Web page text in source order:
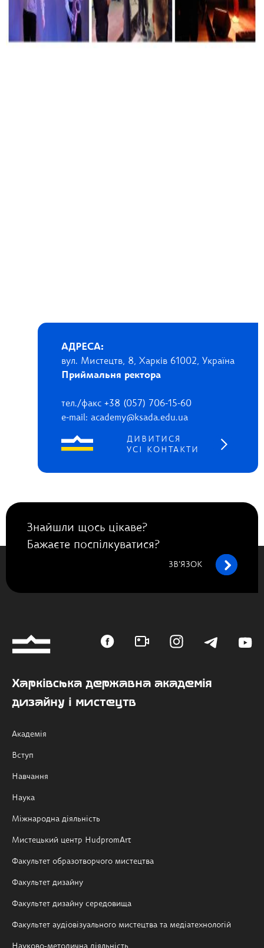
АДРЕСА:
вул. Мистецтв, 8, Харків 61002, Україна
Приймальня ректора
тел./факс +38 (057) 706-15-60
e-mail: academy@ksada.edu.ua
ДИВИТИСЯ
УСІ КОНТАКТИ
Знайшли щось цікаве?
Бажаєте поспілкуватися?
ЗВ’ЯЗОК
Харківська державна академія
дизайну і мистецтв
Академія
Вступ
Навчання
Наука
Міжнародна діяльність
Мистецький центр HudpromArt
Факультет образотворчого мистецтва
Факультет дизайну
Факультет дизайну середовища
Факультет аудіовізуального мистецтва та медіатехнологій
Науково-методична діяльність